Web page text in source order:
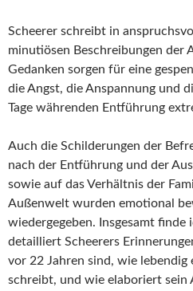
Scheerer schreibt in
minutiösen Beschreibungen der
Gedanken sorgen für eine
die Angst, die Anspannung und
Tage währenden Entführung
Auch die Schilderungen der
nach der Entführung und der
sowie auf das Verhältnis der
Außenwelt wurden emotional
wiedergegeben. Insgesamt finde
detailliert Scheerers
vor 22 Jahren sind, wie lebendig
schreibt, und wie elaboriert sein